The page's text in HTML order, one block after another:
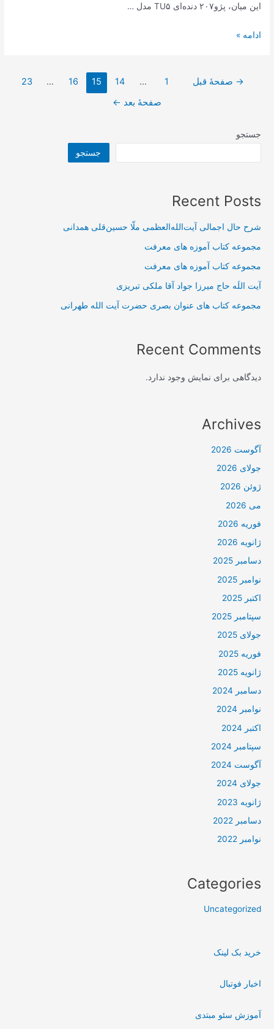
این میان، پژو۲۰۷ دنده‌ای TU۵ مدل …
قیمت‌ها
خودرو
ادامه »
صفحه‌بندی
→ صفحهٔ قبل 1
…
14
15
16
…
23
صفحهٔ بعد ←
جستجو
جستجو
Recent Posts
شرح حال اجمالی آیت‌الله‌العظمی ملّا حسین‌قلی همدانی
مجموعه کتاب آموزه های معرفت
مجموعه کتاب آموزه های معرفت
آیت اللَه حاج میرزا جواد آقا ملکی تبریزی
مجموعه کتاب های عنوان بصری حضرت آیت الله طهرانی
Recent Comments
دیدگاهی برای نمایش وجود ندارد.
Archives
آگوست 2026
جولای 2026
ژوئن 2026
می 2026
فوریه 2026
ژانویه 2026
دسامبر 2025
نوامبر 2025
اکتبر 2025
سپتامبر 2025
جولای 2025
فوریه 2025
ژانویه 2025
دسامبر 2024
نوامبر 2024
اکتبر 2024
سپتامبر 2024
آگوست 2024
جولای 2024
ژانویه 2023
دسامبر 2022
نوامبر 2022
Categories
Uncategorized
خرید بک لینک
اخبار فوتبال
آموزش سئو مبتدی